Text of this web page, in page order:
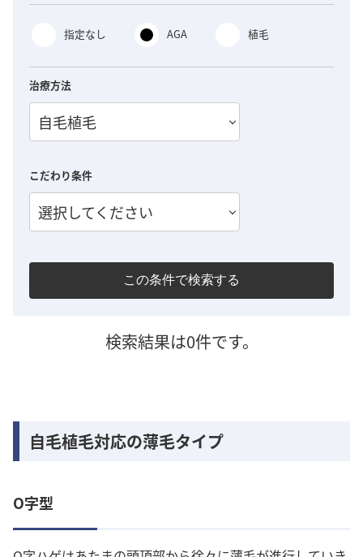
指定なし AGA 植毛
治療方法
自毛植毛
こだわり条件
選択してください
この条件で検索する
検索結果は0件です。
自毛植毛対応の薄毛タイプ
O字型